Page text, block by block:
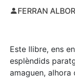
FERRAN
Este llibre, ens
esplèndids
amaguen, alhora